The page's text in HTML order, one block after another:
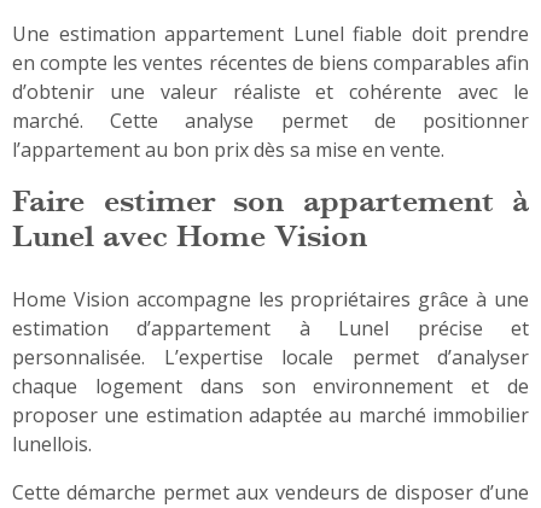
Une estimation appartement Lunel fiable doit prendre
en compte les ventes récentes de biens comparables afin
d’obtenir une valeur réaliste et cohérente avec le
marché. Cette analyse permet de positionner
l’appartement au bon prix dès sa mise en vente.
Faire estimer son appartement à
Lunel avec Home Vision
Home Vision accompagne les propriétaires grâce à une
estimation d’appartement à Lunel précise et
personnalisée. L’expertise locale permet d’analyser
chaque logement dans son environnement et de
proposer une estimation adaptée au marché immobilier
lunellois.
Cette démarche permet aux vendeurs de disposer d’une